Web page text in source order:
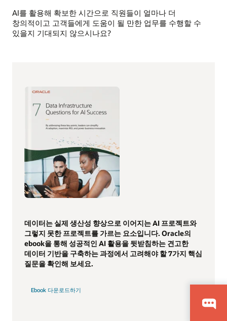
AI를 활용해 확보한 시간으로 직원들이 얼마나 더
창의적이고 고객들에게 도움이 될 만한 업무를 수행할 수
있을지 기대되지 않으시나요?
데이터는 실제 생산성 향상으로 이어지는 AI 프로젝트와
그렇지 못한 프로젝트를 가르는 요소입니다. Oracle의
ebook을 통해 성공적인 AI 활용을 뒷받침하는 견고한
데이터 기반을 구축하는 과정에서 고려해야 할 7가지 핵심
질문을 확인해 보세요.
Ebook 다운로드하기